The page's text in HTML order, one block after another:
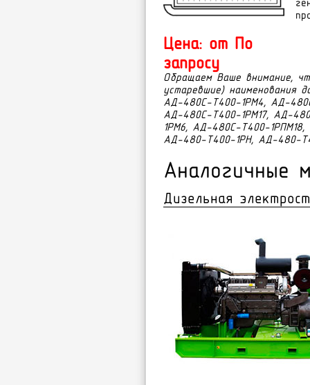
Цена: от По
запросу
Обращаем Ваше внимание,
устаревшие) наименования
АД-480С-Т400-1РМ4, АД-
АД-480С-Т400-1РМ17, АД-
1РМ6, АД-480С-Т400-
АД-480-Т400-1РН, АД-480-
Аналогичные
Дизельная